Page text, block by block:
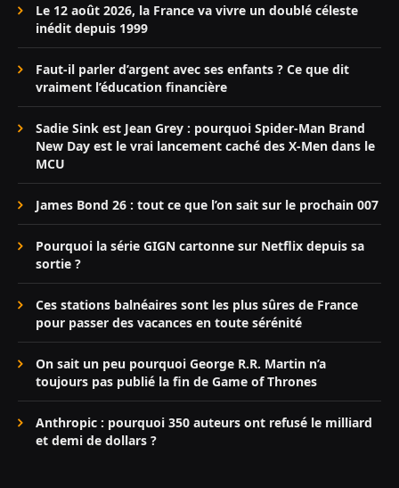
Le 12 août 2026, la France va vivre un doublé céleste
inédit depuis 1999
Faut-il parler d’argent avec ses enfants ? Ce que dit
vraiment l’éducation financière
Sadie Sink est Jean Grey : pourquoi Spider-Man Brand
New Day est le vrai lancement caché des X-Men dans le
MCU
James Bond 26 : tout ce que l’on sait sur le prochain 007
Pourquoi la série GIGN cartonne sur Netflix depuis sa
sortie ?
Ces stations balnéaires sont les plus sûres de France
pour passer des vacances en toute sérénité
On sait un peu pourquoi George R.R. Martin n’a
toujours pas publié la fin de Game of Thrones
Anthropic : pourquoi 350 auteurs ont refusé le milliard
et demi de dollars ?